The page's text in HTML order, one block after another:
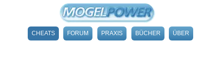
CHEATS FORUM PRAXIS BÜCHER ÜBER